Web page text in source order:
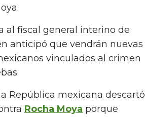
al fiscal general interino de
anticipó que vendrán nuevas
vinculados al crimen
República mexicana descartó
Rocha Moya porque